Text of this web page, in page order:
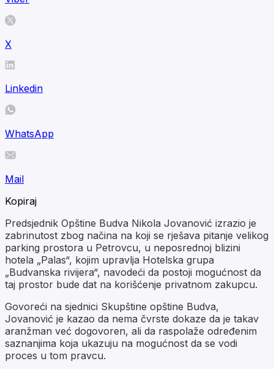
X
Linkedin
WhatsApp
Mail
Kopiraj
Predsjednik Opštine Budva Nikola Jovanović izrazio je
zabrinutost zbog načina na koji se rješava pitanje velikog
parking prostora u Petrovcu, u neposrednoj blizini
hotela „Palas“, kojim upravlja Hotelska grupa
„Budvanska rivijera“, navodeći da postoji mogućnost da
taj prostor bude dat na korišćenje privatnom zakupcu.
Govoreći na sjednici Skupštine opštine Budva,
Jovanović je kazao da nema čvrste dokaze da je takav
aranžman već dogovoren, ali da raspolaže određenim
saznanjima koja ukazuju na mogućnost da se vodi
proces u tom pravcu.